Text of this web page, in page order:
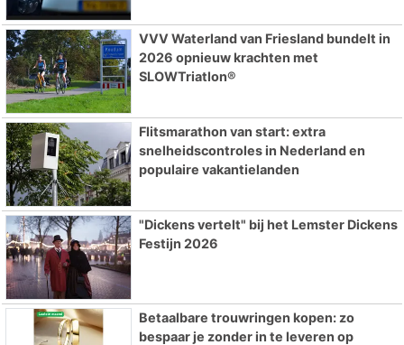
VVV Waterland van Friesland bundelt in
2026 opnieuw krachten met
SLOWTriatlon®
Flitsmarathon van start: extra
snelheidscontroles in Nederland en
populaire vakantielanden
"Dickens vertelt" bij het Lemster Dickens
Festijn 2026
Betaalbare trouwringen kopen: zo
bespaar je zonder in te leveren op